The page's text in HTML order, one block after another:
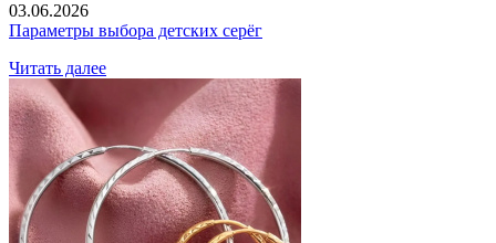
03.06.2026
Параметры выбора детских серёг
Читать далее